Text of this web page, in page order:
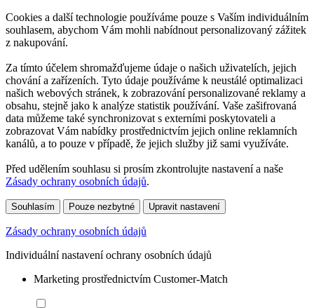
Cookies a další technologie používáme pouze s Vaším individuálním
souhlasem, abychom Vám mohli nabídnout personalizovaný zážitek
z nakupování.
Za tímto účelem shromažďujeme údaje o našich uživatelích, jejich
chování a zařízeních. Tyto údaje používáme k neustálé optimalizaci
našich webových stránek, k zobrazování personalizované reklamy a
obsahu, stejně jako k analýze statistik používání. Vaše zašifrovaná
data můžeme také synchronizovat s externími poskytovateli a
zobrazovat Vám nabídky prostřednictvím jejich online reklamních
kanálů, a to pouze v případě, že jejich služby již sami využíváte.
Před udělením souhlasu si prosím zkontrolujte nastavení a naše
Zásady ochrany osobních údajů.
Souhlasím Pouze nezbytné Upravit nastavení
Zásady ochrany osobních údajů
Individuální nastavení ochrany osobních údajů
Marketing prostřednictvím Customer-Match